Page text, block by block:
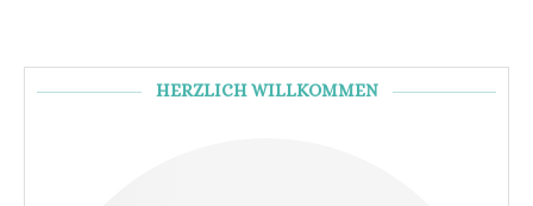
HERZLICH WILLKOMMEN